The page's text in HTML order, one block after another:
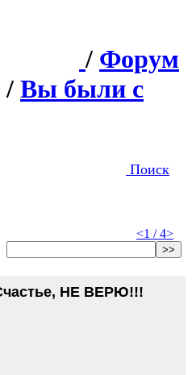
/ Форум
/ Вы были с
Поиск
<1 / 4>
>>
НЕ ВЕРЮ!!!